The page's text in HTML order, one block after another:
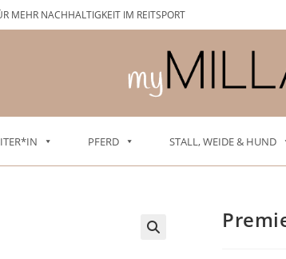
MEHR NACHHALTIGKEIT IM REITSPORT
PFERD STALL, WEIDE & HUND